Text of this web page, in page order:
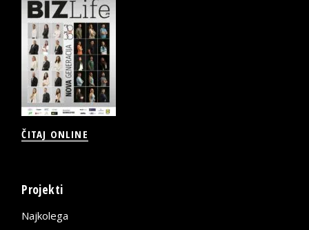
ČITAJ ONLINE
Projekti
Najkolega